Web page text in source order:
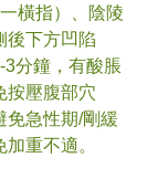
橫指）、陰陵
後下方凹陷
3分鐘，有酸脹
按壓腹部穴
免急性期/剛緩
重不適。